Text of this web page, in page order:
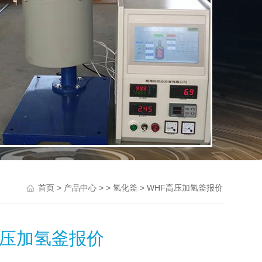
首页> 产品中心> > 氢化釜 > WHF高压加氢釜报价
加氢釜报价